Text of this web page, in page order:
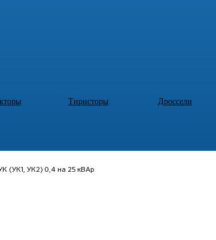
Тиристоры Дроссели
(УК1, УК2) 0,4 на 25 кВАр